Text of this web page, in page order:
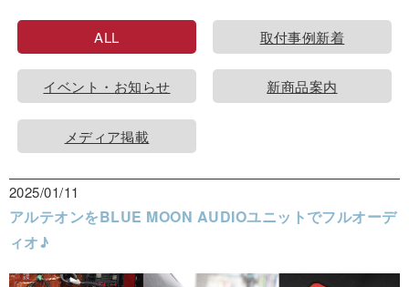
ALL 取付事例新着
イベント・お知らせ 新商品案内
メディア掲載
2025/01/11
アルテオンをBLUE MOON AUDIOユニットでフルオーデ
ィオ♪